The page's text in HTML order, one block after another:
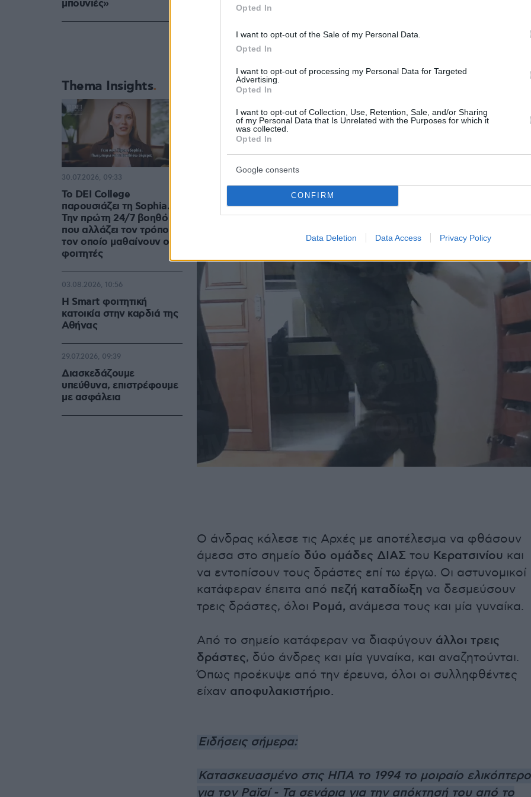
Opted In
I want to opt-out of the Sale of my Personal Data.
Opted In
I want to opt-out of processing my Personal Data for Targeted
Advertising.
Opted In
I want to opt-out of Collection, Use, Retention, Sale, and/or Sharing
of my Personal Data that Is Unrelated with the Purposes for which it
was collected.
Opted In
Google consents
CONFIRM
Data Deletion Data Access Privacy Policy
Ο άνδρας κάλεσε τις Αρχές με αποτέλεσμα να φθάσουν
άμεσα στο σημείο δύο ομάδες ΔΙΑΣ του Κερατσινίου και
να εντοπίσουν τους δράστες επί τω έργω. Οι αστυνομικοί
κατάφεραν έπειτα από πεζή καταδίωξη να δεσμεύσουν
τρεις δράστες, όλοι Ρομά, ανάμεσα τους και μία γυναίκα.
Από το σημείο κατάφεραν να διαφύγουν άλλοι τρεις
δράστες, δύο άνδρες και μία γυναίκα, και αναζητούνται.
Όπως προέκυψε από την έρευνα, όλοι οι συλληφθέντες
είχαν αποφυλακιστήριο.
Ειδήσεις σήμερα:
Κατασκευασμένο στις ΗΠΑ το 1994 το μοιραίο ελικόπτερο
για τον Ραϊσί - Τα σενάρια για την απόκτησή του από το
μπουνιές»
Thema Insights
Το DEI College
παρουσιάζει τη Sophia.
Την πρώτη 24/7 βοηθό AI
που αλλάζει τον τρόπο με
τον οποίο μαθαίνουν οι
φοιτητές
30.07.2026, 09:33
Η Smart φοιτητική
κατοικία στην καρδιά της
Αθήνας
03.08.2026, 10:56
Διασκεδάζουμε
υπεύθυνα, επιστρέφουμε
με ασφάλεια
29.07.2026, 09:39